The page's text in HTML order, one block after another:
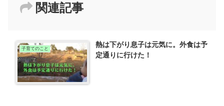
関連記事
子育てのこと
熱は下がり息子は元気に。外食は予
定通りに行けた！